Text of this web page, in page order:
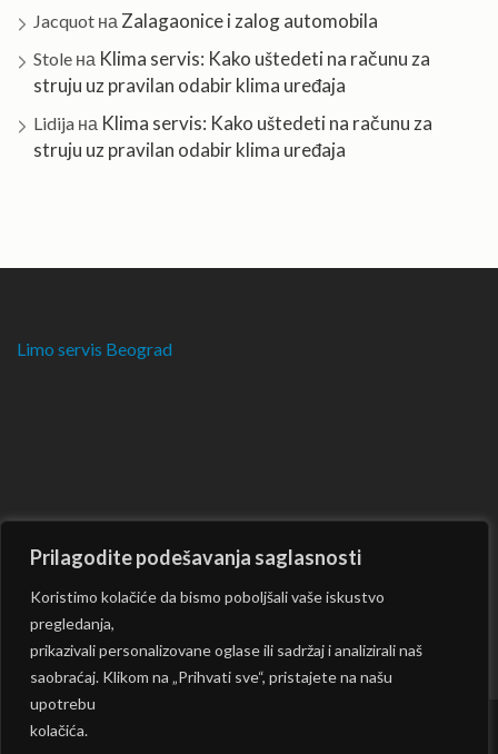
Prilagodite podešavanja saglasnosti
Koristimo kolačiće da bismo poboljšali vaše iskustvo
pregledanja,
prikazivali personalizovane oglase ili sadržaj i analizirali naš
saobraćaj. Klikom na „Prihvati sve“, pristajete na našu
upotrebu
kolačića.
Jacquot на Zalagaonice i zalog automobila
Stole на Klima servis: Kako uštedeti na računu za
struju uz pravilan odabir klima uređaja
Lidija на Klima servis: Kako uštedeti na računu za
struju uz pravilan odabir klima uređaja
Limo servis Beograd